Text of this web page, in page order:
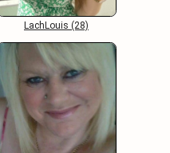
LachLouis (28)